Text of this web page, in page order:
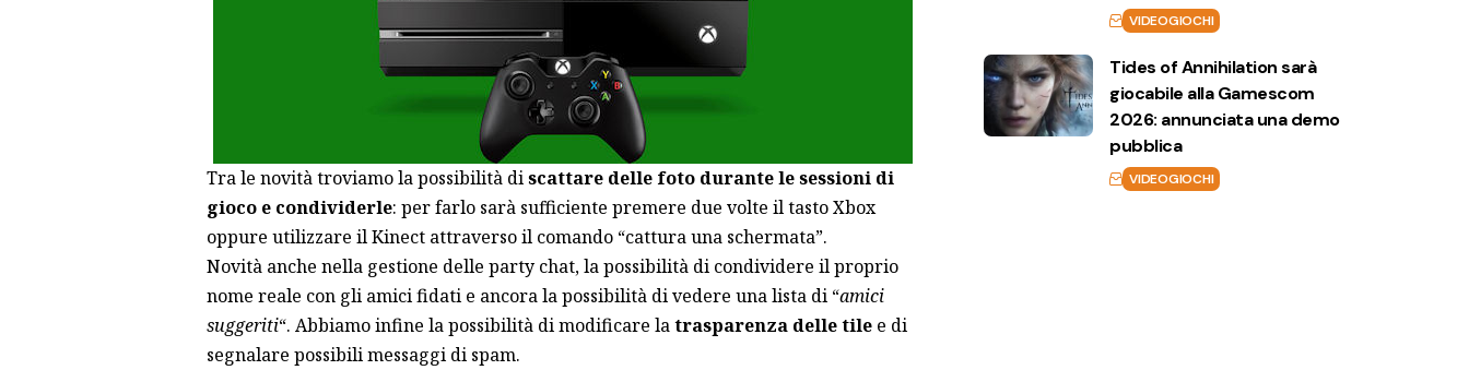
Tra le novità troviamo la possibilità discattare delle foto durante le sessioni di
gioco e condividerle: per farlo sarà sufficiente premere due volte il tasto Xbox
oppure utilizzare il Kinect attraverso il comando “cattura una schermata”.
Novità anche nella gestione delle party chat, la possibilità di condividere il proprio
nome reale con gli amici fidati e ancora la possibilità di vedere una lista di “amici
suggeriti“. Abbiamo infine la possibilità di modificare latrasparenza delle tilee di
segnalare possibili messaggi di spam.
VIDEOGIOCHI
Tides of Annihilation sarà
giocabile alla Gamescom
2026: annunciata una demo
pubblica
VIDEOGIOCHI